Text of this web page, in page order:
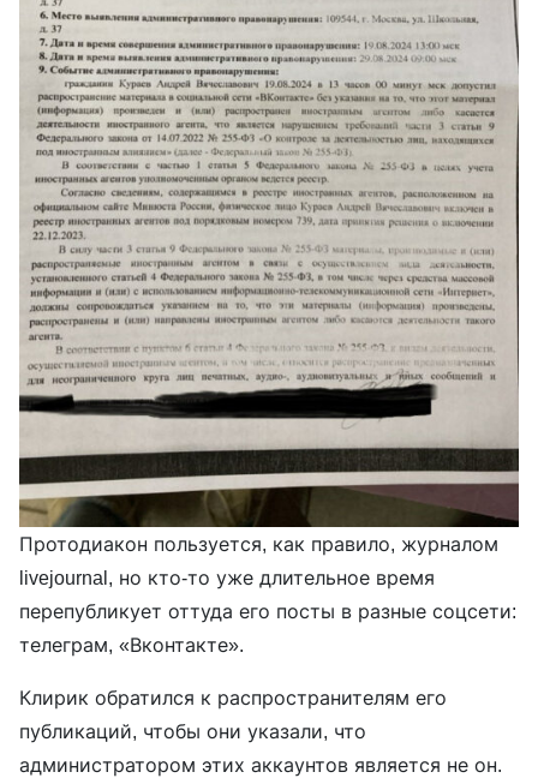
Протодиакон пользуется, как правило, журналом
livejournal, но кто-то уже длительное время
перепубликует оттуда его посты в разные соцсети:
телеграм, «Вконтакте».
Клирик обратился к распространителям его
публикаций, чтобы они указали, что
администратором этих аккаунтов является не он.